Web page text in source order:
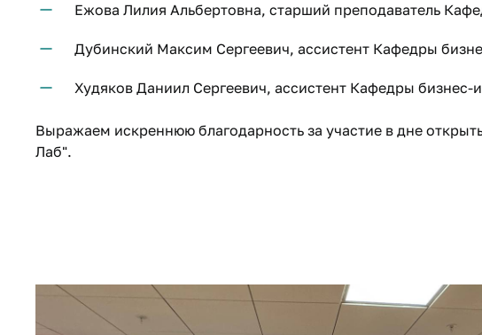
Ежова Лилия Альбертовна, старший преподаватель
Дубинский Максим Сергеевич, ассистент Кафедры
Худяков Даниил Сергеевич, ассистент Кафедры бизнес-
Выражаем искреннюю благодарность за участие в дне
Лаб".